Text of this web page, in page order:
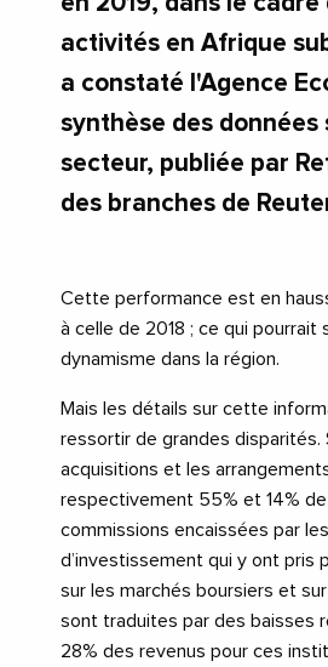
activités en Afrique
a constaté l'Agence
synthèse des données
secteur, publiée par
des branches de
Cette performance est en
à celle de 2018 ; ce qui pourrait
dynamisme dans la région.
Mais les détails sur cette
ressortir de grandes disparités.
acquisitions et les
respectivement 55% et 14%
commissions encaissées par
d’investissement qui y ont pris
sur les marchés boursiers et
sont traduites par des baisses
28% des revenus pour ces